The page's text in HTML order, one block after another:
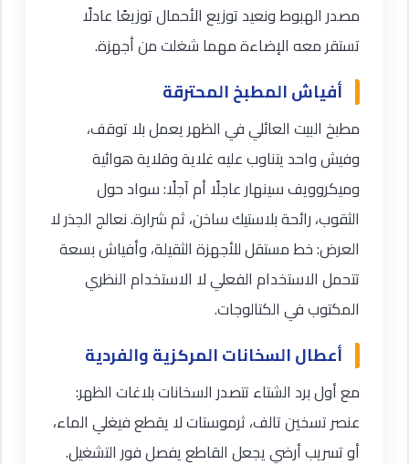
مصدر الهبوط ونعيد توزيع الأحمال توزيعًا عادلًا
تستقر معه الإضاءة مهما شغلت من أجهزة.
أفياش المطبخ المحترقة
مطبخ البيت العائلي في الظهر يعمل بلا توقف،
وفيش واحد يتناوب عليه غلاية وقلاية هوائية
وميكروويف سينهار عاجلًا أم آجلًا: سواد حول
الثقوب، رائحة بلاستيك ساخن، ثم شرارة. نعالج الجذر لا
العرض: خط مستقل للأجهزة الثقيلة، وأفياش بسعة
تتحمل الاستخدام الفعلي لا الاستخدام النظري
المكتوب في الكتالوجات.
أعطال السخانات المركزية والفردية
مع أول برد الشتاء تتصدر السخانات بلاغات الظهر:
عنصر تسخين تالف، ثرموستات لا يقطع فيغلي الماء،
أو تسريب أرضي يجعل القاطع يفصل فور التشغيل.